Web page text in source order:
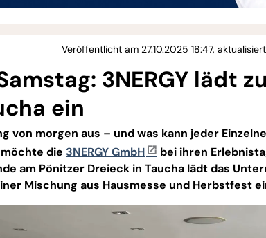
Veröffentlicht am 27.10.2025 18:47,
3NERGY lädt zu
ein
von morgen aus – und was kann jeder
die 3NERGY GmbH
bei ihren
am Pönitzer Dreieck in Taucha lädt das
Mischung aus Hausmesse und Herbstfest